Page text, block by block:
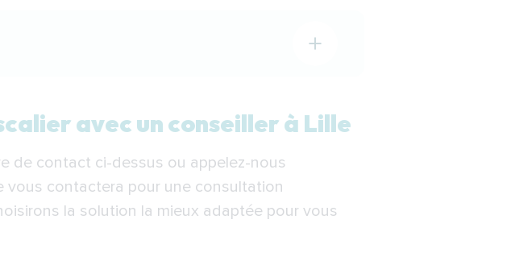
à Lille
environs
à Lille ?
monte-escalier à Lille
avec un conseiller à Lille
de contact ci-dessus ou appelez-nous
vous contactera pour une consultation
la solution la mieux adaptée pour vous